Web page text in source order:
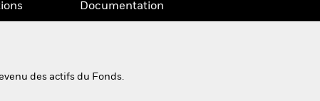
Documentation
des actifs du Fonds.